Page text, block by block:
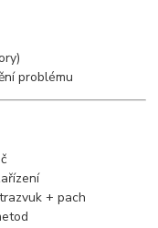
problému
+ pach